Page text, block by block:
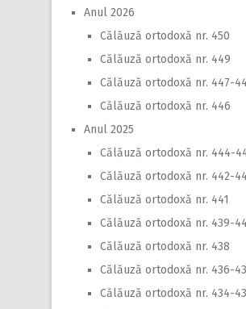
Anul 2026
Călăuză ortodoxă nr. 450
Călăuză ortodoxă nr. 449
Călăuză ortodoxă nr. 447-
Călăuză ortodoxă nr. 446
Anul 2025
Călăuză ortodoxă nr. 444-
Călăuză ortodoxă nr. 442-
Călăuză ortodoxă nr. 441
Călăuză ortodoxă nr. 439-
Călăuză ortodoxă nr. 438
Călăuză ortodoxă nr. 436-
Călăuză ortodoxă nr. 434-